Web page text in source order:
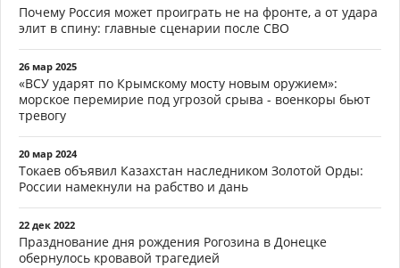
Почему Россия может проиграть не на фронте, а от удара
элит в спину: главные сценарии после СВО
26 мар 2025
«ВСУ ударят по Крымскому мосту новым оружием»:
морское перемирие под угрозой срыва - военкоры бьют
тревогу
20 мар 2024
Токаев объявил Казахстан наследником Золотой Орды:
России намекнули на рабство и дань
22 дек 2022
Празднование дня рождения Рогозина в Донецке
обернулось кровавой трагедией